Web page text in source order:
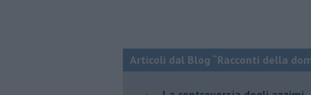
Articoli dal Blog “Racconti della